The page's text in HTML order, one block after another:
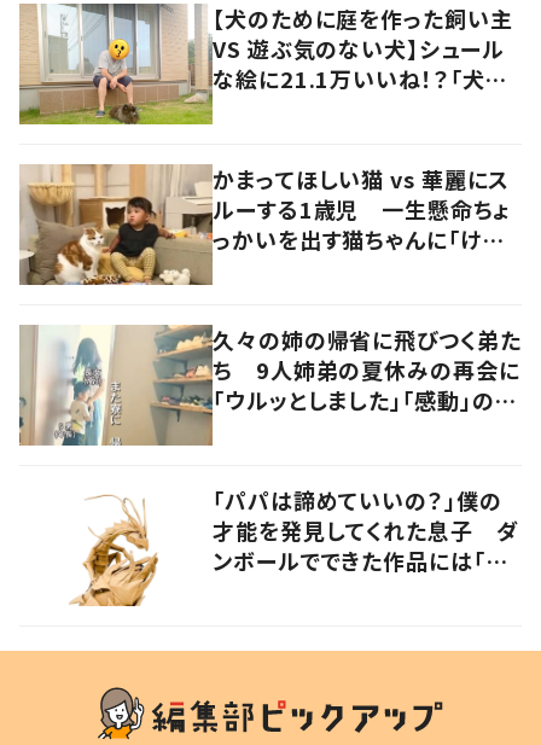
【犬のために庭を作った飼い主
VS 遊ぶ気のない犬】シュール
な絵に21.1万いいね！？「犬の
かまってほしい猫 vs 華麗にス
ルーする1歳児 一生懸命ちょ
っかいを出す猫ちゃんに「けな
久々の姉の帰省に飛びつく弟た
ち 9人姉弟の夏休みの再会に
「ウルッとしました」「感動」の声
「パパは諦めていいの？」僕の
才能を発見してくれた息子 ダ
ンボールでできた作品には「生